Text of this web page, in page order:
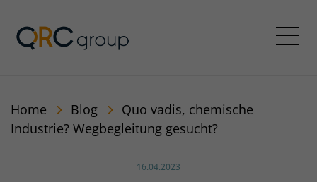
Home Blog
Quo vadis, chemische
Industrie? Wegbegleitung gesucht?
Veröffentlicht am:
16.04.2023